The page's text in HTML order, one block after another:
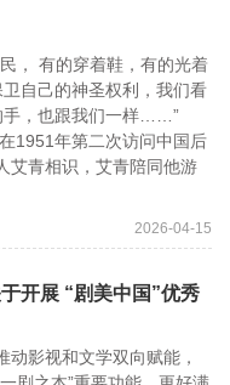
， 有的穿着鞋，有的光着
自己的神圣权利，我们看
手，也跟我们一样……”
1951年第二次访问中国后
艾青相识，艾青陪同他游
2026-04-15
开展 “剧美中国”优秀
影视和文学双向赋能，